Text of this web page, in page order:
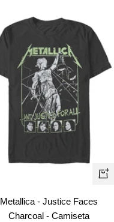
Metallica - Justice Faces
Charcoal - Camiseta